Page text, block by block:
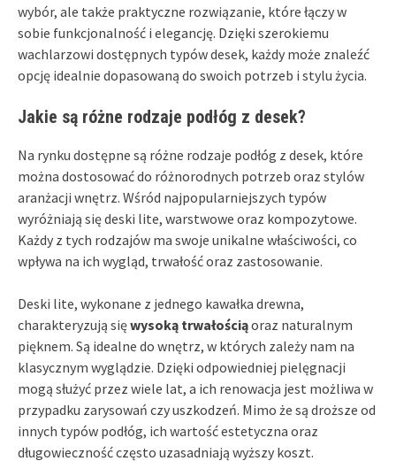
wybór, ale także praktyczne rozwiązanie, które łączy w
sobie funkcjonalność i elegancję. Dzięki szerokiemu
wachlarzowi dostępnych typów desek, każdy może znaleźć
opcję idealnie dopasowaną do swoich potrzeb i stylu życia.
Jakie są różne rodzaje podłóg z desek?
Na rynku dostępne są różne rodzaje podłóg z desek, które
można dostosować do różnorodnych potrzeb oraz stylów
aranżacji wnętrz. Wśród najpopularniejszych typów
wyróżniają się deski lite, warstwowe oraz kompozytowe.
Każdy z tych rodzajów ma swoje unikalne właściwości, co
wpływa na ich wygląd, trwałość oraz zastosowanie.
Deski lite, wykonane z jednego kawałka drewna,
charakteryzują sięwysoką trwałościąoraz naturalnym
pięknem. Są idealne do wnętrz, w których zależy nam na
klasycznym wyglądzie. Dzięki odpowiedniej pielęgnacji
mogą służyć przez wiele lat, a ich renowacja jest możliwa w
przypadku zarysowań czy uszkodzeń. Mimo że są droższe od
innych typów podłóg, ich wartość estetyczna oraz
długowieczność często uzasadniają wyższy koszt.